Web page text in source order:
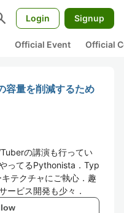
Login Signup
Official Event Official
容量を削減するため
の講演も行ってい
ってるPythonista．Typ
テクチャにご執心．趣
ービス開発も少々．